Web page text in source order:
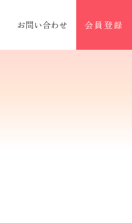
お問い合わせ 会員登録